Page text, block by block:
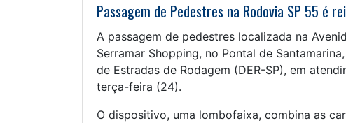
Passagem de Pedestres na Rodovia SP 55 é
A passagem de pedestres localizada na
Serramar Shopping, no Pontal de
de Estradas de Rodagem (DER-SP), em
terça-feira (24).
O dispositivo, uma lombofaixa, combina as